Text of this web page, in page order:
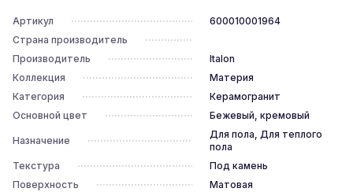
Артикул
600010001964
Страна производитель
Производитель
Italon
Коллекция
Материя
Категория
Керамогранит
Основной цвет
Бежевый, кремовый
Назначение
Для пола, Для теплого
пола
Текстура
Под камень
Поверхность
Матовая